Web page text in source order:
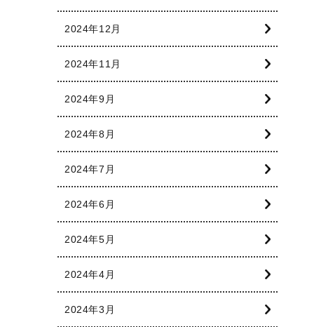
2024年12月
2024年11月
2024年9月
2024年8月
2024年7月
2024年6月
2024年5月
2024年4月
2024年3月